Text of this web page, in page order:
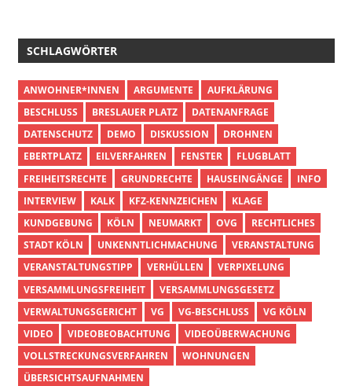
SCHLAGWÖRTER
ANWOHNER*INNEN ARGUMENTE
AUFKLÄRUNG
BESCHLUSS
BRESLAUER PLATZ
DATENANFRAGE
DATENSCHUTZ
DEMO DISKUSSION
DROHNEN
EBERTPLATZ
EILVERFAHREN FENSTER
FLUGBLATT
FREIHEITSRECHTE
GRUNDRECHTE HAUSEINGÄNGE
INFO
INTERVIEW
KALK KFZ-KENNZEICHEN
KLAGE
KUNDGEBUNG
KÖLN NEUMARKT OVG
RECHTLICHES
STADT KÖLN
UNKENNTLICHMACHUNG
VERANSTALTUNG
VERANSTALTUNGSTIPP
VERHÜLLEN
VERPIXELUNG
VERSAMMLUNGSFREIHEIT
VERSAMMLUNGSGESETZ
VERWALTUNGSGERICHT
VG VG-BESCHLUSS
VG KÖLN
VIDEO
VIDEOBEOBACHTUNG
VIDEOÜBERWACHUNG
VOLLSTRECKUNGSVERFAHREN
WOHNUNGEN
ÜBERSICHTSAUFNAHMEN